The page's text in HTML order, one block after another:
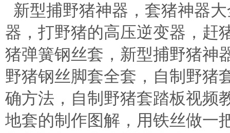
新型捕野猪神器，套猪神器
器，打野猪的高压逆变器，赶
猪弹簧钢丝套，新型捕野猪神
野猪钢丝脚套全套，自制野猪
确方法，自制野猪套踏板视频
地套的制作图解，用铁丝做一